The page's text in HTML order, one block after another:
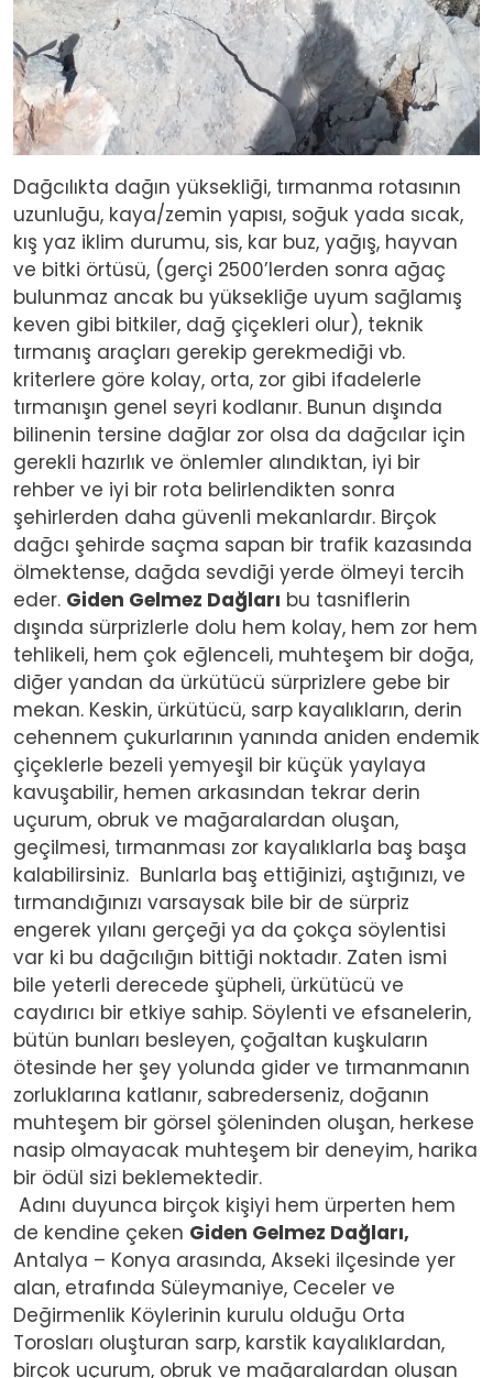
Dağcılıkta dağın yüksekliği, tırmanma rotasının
uzunluğu, kaya/zemin yapısı, soğuk yada sıcak,
kış yaz iklim durumu, sis, kar buz, yağış, hayvan
ve bitki örtüsü, (gerçi 2500’lerden sonra ağaç
bulunmaz ancak bu yüksekliğe uyum sağlamış
keven gibi bitkiler, dağ çiçekleri olur), teknik
tırmanış araçları gerekip gerekmediği vb.
kriterlere göre kolay, orta, zor gibi ifadelerle
tırmanışın genel seyri kodlanır. Bunun dışında
bilinenin tersine dağlar zor olsa da dağcılar için
gerekli hazırlık ve önlemler alındıktan, iyi bir
rehber ve iyi bir rota belirlendikten sonra
şehirlerden daha güvenli mekanlardır. Birçok
dağcı şehirde saçma sapan bir trafik kazasında
ölmektense, dağda sevdiği yerde ölmeyi tercih
eder. Giden Gelmez Dağları bu tasniflerin
dışında sürprizlerle dolu hem kolay, hem zor hem
tehlikeli, hem çok eğlenceli, muhteşem bir doğa,
diğer yandan da ürkütücü sürprizlere gebe bir
mekan. Keskin, ürkütücü, sarp kayalıkların, derin
cehennem çukurlarının yanında aniden endemik
çiçeklerle bezeli yemyeşil bir küçük yaylaya
kavuşabilir, hemen arkasından tekrar derin
uçurum, obruk ve mağaralardan oluşan,
geçilmesi, tırmanması zor kayalıklarla baş başa
kalabilirsiniz. Bunlarla baş ettiğinizi, aştığınızı, ve
tırmandığınızı varsaysak bile bir de sürpriz
engerek yılanı gerçeği ya da çokça söylentisi
var ki bu dağcılığın bittiği noktadır. Zaten ismi
bile yeterli derecede şüpheli, ürkütücü ve
caydırıcı bir etkiye sahip. Söylenti ve efsanelerin,
bütün bunları besleyen, çoğaltan kuşkuların
ötesinde her şey yolunda gider ve tırmanmanın
zorluklarına katlanır, sabrederseniz, doğanın
muhteşem bir görsel şöleninden oluşan, herkese
nasip olmayacak muhteşem bir deneyim, harika
bir ödül sizi beklemektedir.
Adını duyunca birçok kişiyi hem ürperten hem
de kendine çeken Giden Gelmez Dağları,
Antalya – Konya arasında, Akseki ilçesinde yer
alan, etrafında Süleymaniye, Ceceler ve
Değirmenlik Köylerinin kurulu olduğu Orta
Torosları oluşturan sarp, karstik kayalıklardan,
birçok uçurum, obruk ve mağaralardan oluşan